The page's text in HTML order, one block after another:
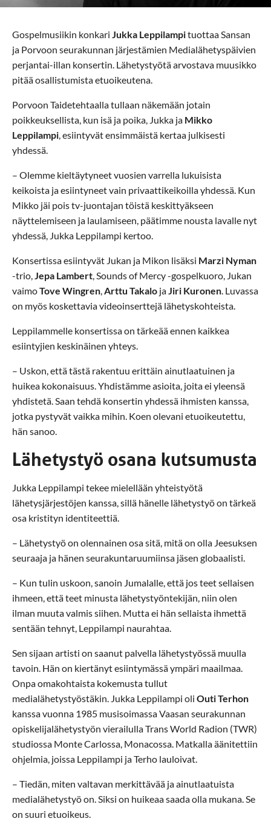
Gospelmusiikin konkari Jukka Leppilampituottaa Sansan
ja Porvoon seurakunnan järjestämien Medialähetyspäivien
perjantai-illan konsertin. Lähetystyötä arvostava muusikko
pitää osallistumista etuoikeutena.
Porvoon Taidetehtaalla tullaan näkemään jotain
poikkeuksellista, kun isä ja poika, Jukka ja Mikko
Leppilampi , esiintyvät ensimmäistä kertaa julkisesti
yhdessä.
– Olemme kieltäytyneet vuosien varrella lukuisista
keikoista ja esiintyneet vain privaattikeikoilla yhdessä. Kun
Mikko jäi pois tv-juontajan töistä keskittyäkseen
näyttelemiseen ja laulamiseen, päätimme nousta lavalle nyt
yhdessä, Jukka Leppilampi kertoo.
Konsertissa esiintyvät Jukan ja Mikon lisäksi Marzi Nyman
-trio, Jepa Lambert , Sounds of Mercy -gospelkuoro, Jukan
vaimoTove Wingren Arttu Takalo ja Jiri Kuronen . Luvassa
on myös koskettavia videoinserttejä lähetyskohteista.
Leppilammelle konsertissa on tärkeää ennen kaikkea
esiintyjien keskinäinen yhteys.
– Uskon, että tästä rakentuu erittäin ainutlaatuinen ja
huikea kokonaisuus. Yhdistämme asioita, joita ei yleensä
yhdistetä. Saan tehdä konsertin yhdessä ihmisten kanssa,
jotka pystyvät vaikka mihin. Koen olevani etuoikeutettu,
hän sanoo.
Lähetystyö osana kutsumusta
Jukka Leppilampi tekee mielellään yhteistyötä
lähetysjärjestöjen kanssa, sillä hänelle lähetystyö on tärkeä
osa kristityn identiteettiä.
– Lähetystyö on olennainen osa sitä, mitä on olla Jeesuksen
seuraaja ja hänen seurakuntaruumiinsa jäsen globaalisti.
– Kun tulin uskoon, sanoin Jumalalle, että jos teet sellaisen
ihmeen, että teet minusta lähetystyöntekijän, niin olen
ilman muuta valmis siihen. Mutta ei hän sellaista ihmettä
sentään tehnyt, Leppilampi naurahtaa.
Sen sijaan artisti on saanut palvella lähetystyössä muulla
tavoin. Hän on kiertänyt esiintymässä ympäri maailmaa.
Onpa omakohtaista kokemusta tullut
medialähetystyöstäkin. Jukka Leppilampi oli Outi Terhon
kanssa vuonna 1985 musisoimassa Vaasan seurakunnan
opiskelijalähetystyön vierailulla Trans World Radion (TWR)
studiossa Monte Carlossa, Monacossa. Matkalla äänitettiin
ohjelmia, joissa Leppilampi ja Terho lauloivat.
– Tiedän, miten valtavan merkittävää ja ainutlaatuista
medialähetystyö on. Siksi on huikeaa saada olla mukana. Se
on suuri etuoikeus.